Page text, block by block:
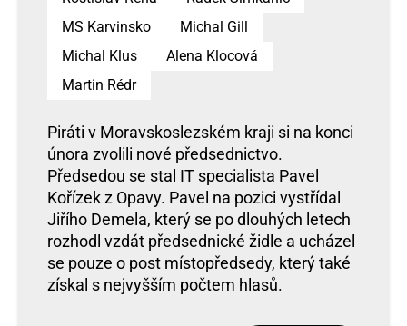
MS Karvinsko
Michal Gill
Michal Klus
Alena Klocová
Martin Rédr
Piráti v Moravskoslezském kraji si na konci
února zvolili nové předsednictvo.
Předsedou se stal IT specialista Pavel
Kořízek z Opavy. Pavel na pozici vystřídal
Jiřího Demela, který se po dlouhých letech
rozhodl vzdát předsednické židle a ucházel
se pouze o post místopředsedy, který také
získal s nejvyšším počtem hlasů.